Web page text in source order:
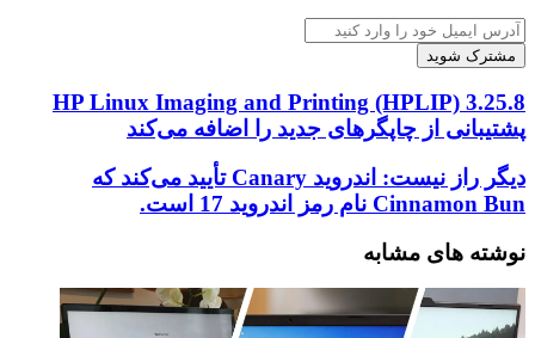
آدرس
ایمیل
خود
را
وارد
کنید
HP
Linux
Imaging
and
Printing
(HPLIP)
پشتیبانی
چاپگرهای
جدید
HP Linux Imaging and Printing (HPLIP) 3.25.8
پشتیبانی از چاپگرهای جدید را اضافه می‌کند
دیگر
راز
نیست:
اندروید
Canary
تأیید
می‌کند
که
دیگر راز نیست: اندروید Canary تأیید می‌کند که
Cinnamon Bun نام رمز اندروید 17 است.
نوشته های مشابه